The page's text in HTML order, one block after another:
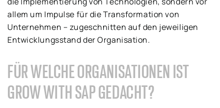
allem um Impulse für die Transformation von
Unternehmen – zugeschnitten auf den jeweiligen
Entwicklungsstand der Organisation.
FÜR WELCHE ORGANISATIONEN IST
GROW WITH SAP GEDACHT?